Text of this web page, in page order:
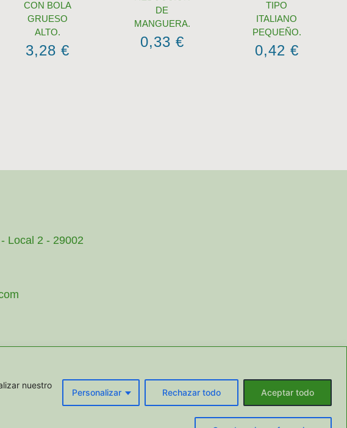
nuestro
Personalizar Rechazar todo Aceptar todo
CON BOLA
GRUESO
ALTO.
3,28 €
DE
MANGUERA.
0,33 €
TIPO
ITALIANO
PEQUEÑO.
0,42 €
Local 2 - 29002